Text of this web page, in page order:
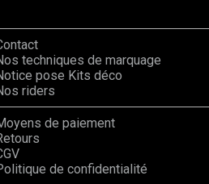
techniques de marquage
pose Kits déco
riders
de paiement
de confidentialité